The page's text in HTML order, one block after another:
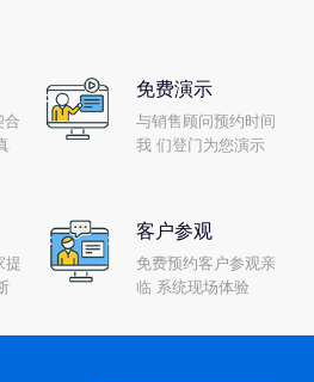
合
免费演示
与销售顾问预约时间
我 们登门为您演示
提
客户参观
免费预约客户参观亲
临 系统现场体验